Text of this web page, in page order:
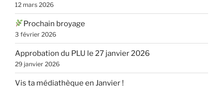
12 mars 2026
Prochain broyage
3 février 2026
Approbation du PLU le 27 janvier 2026
29 janvier 2026
Vis ta médiathèque en Janvier !